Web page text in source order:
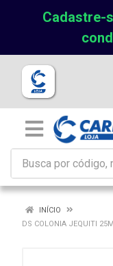
Cadastre-
INÍCIO
DS COLONIA JEQUITI